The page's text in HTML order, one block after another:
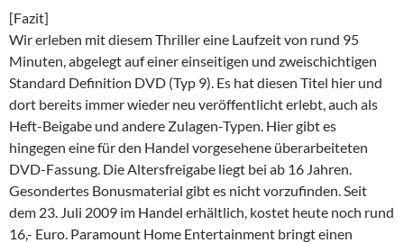
[Fazit]
Wir erleben mit diesem Thriller eine Laufzeit von rund 95
Minuten, abgelegt auf einer einseitigen und zweischichtigen
Standard Definition DVD (Typ 9). Es hat diesen Titel hier und
dort bereits immer wieder neu veröffentlicht erlebt, auch als
Heft-Beigabe und andere Zulagen-Typen. Hier gibt es
hingegen eine für den Handel vorgesehene überarbeiteten
DVD-Fassung. Die Altersfreigabe liegt bei ab 16 Jahren.
Gesondertes Bonusmaterial gibt es nicht vorzufinden. Seit
dem 23. Juli 2009 im Handel erhältlich, kostet heute noch rund
16,- Euro. Paramount Home Entertainment bringt einen